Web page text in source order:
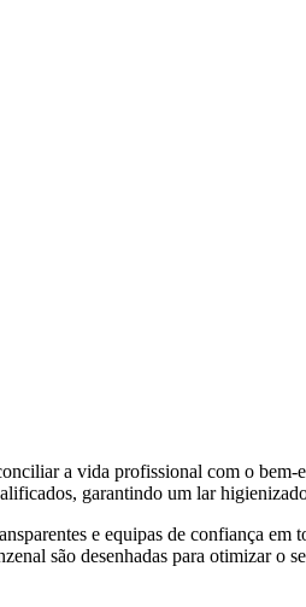
a vida profissional com o bem-
garantindo um lar
e equipas de confiança
são desenhadas para otimizar o